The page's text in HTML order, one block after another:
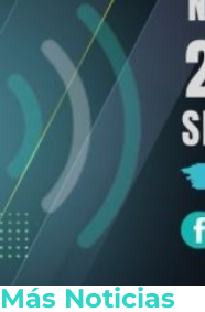
Más Noticias